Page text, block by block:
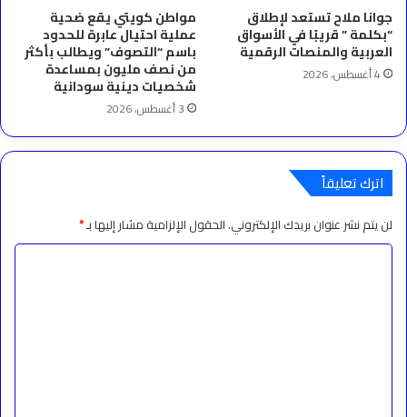
جوانا ملاح تستعد لإطلاق
“بكلمة ” قريبًا في الأسواق
العربية والمنصات الرقمية
4 أغسطس، 2026
مواطن كويتي يقع ضحية
عملية احتيال عابرة للحدود
باسم “التصوف” ويطالب بأكثر
من نصف مليون بمساعدة
شخصيات دينية سودانية
3 أغسطس، 2026
اترك تعليقاً
لن يتم نشر عنوان بريدك الإلكتروني.الحقول الإلزامية مشار إليها بـ*